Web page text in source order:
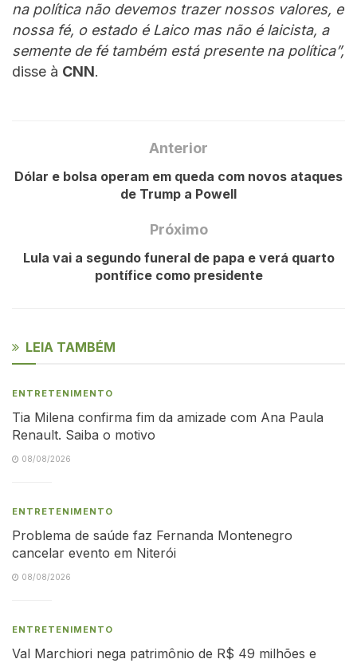
na política não devemos trazer nossos valores, e
nossa fé, o estado é Laico mas não é laicista, a
semente de fé também está presente na política”,
disse à CNN.
Anterior
Dólar e bolsa operam em queda com novos ataques
de Trump a Powell
Próximo
Lula vai a segundo funeral de papa e verá quarto
pontífice como presidente
LEIA TAMBÉM
ENTRETENIMENTO
Tia Milena confirma fim da amizade com Ana Paula
Renault. Saiba o motivo
08/08/2026
ENTRETENIMENTO
Problema de saúde faz Fernanda Montenegro
cancelar evento em Niterói
08/08/2026
ENTRETENIMENTO
Val Marchiori nega patrimônio de R$ 49 milhões e